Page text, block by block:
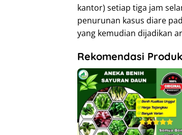
kantor) setiap tiga jam
penurunan kasus diare
yang kemudian dijadikan
Rekomendasi